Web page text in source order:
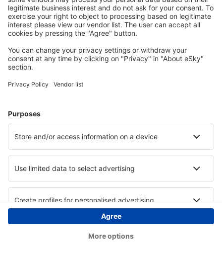
Copyright © eSky.hu Minden jog fenntartva.